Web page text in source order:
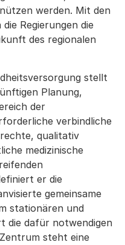
werden. Mit den
Regierungen die
des regionalen
stellt
Planung,
der
verbindliche
qualitativ
medizinische
er die
gemeinsame
stationären und
die dafür notwendigen
steht eine